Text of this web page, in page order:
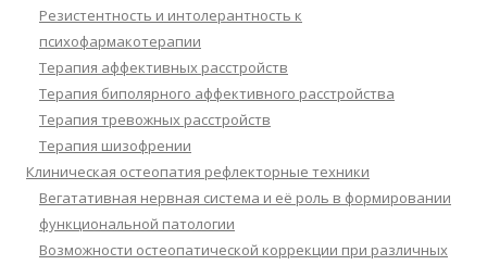
Резистентность и интолерантность к
психофармакотерапии
Терапия аффективных расстройств
Терапия биполярного аффективного расстройства
Терапия тревожных расстройств
Терапия шизофрении
Клиническая остеопатия рефлекторные техники
Вегатативная нервная система и её роль в формировании
функциональной патологии
Возможности остеопатической коррекции при различных